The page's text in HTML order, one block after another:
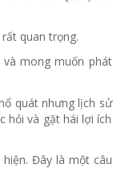
quan trọng.
mong muốn phát
quát nhưng lịch sử
hỏi và gặt hái lợi ích
Đây là một câu